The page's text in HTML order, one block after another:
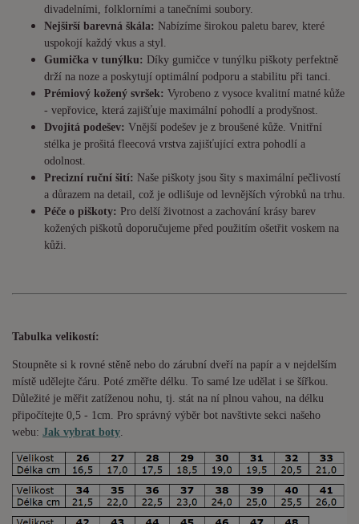
divadelními, folklorními a tanečními soubory.
Nejširší barevná škála: Nabízíme širokou paletu barev, které
uspokojí každý vkus a styl.
Gumička v tunýlku: Díky gumičce v tunýlku piškoty perfektně
drží na noze a poskytují optimální podporu a stabilitu při tanci.
Prémiový kožený svršek: Vyrobeno z vysoce kvalitní matné kůže
- vepřovice, která zajišťuje maximální pohodlí a prodyšnost.
Dvojitá podešev: Vnější podešev je z broušené kůže. Vnitřní
stélka je prošitá fleecová vrstva zajišťující extra pohodlí a
odolnost.
Precizní ruční šití: Naše piškoty jsou šity s maximální pečlivostí
a důrazem na detail, což je odlišuje od levnějších výrobků na trhu.
Péče o piškoty: Pro delší životnost a zachování krásy barev
kožených piškotů doporučujeme před použitím ošetřit voskem na
kůži.
Tabulka velikostí:
Stoupněte si k rovné stěně nebo do zárubní dveří na papír a v nejdelším
místě udělejte čáru. Poté změřte délku. To samé lze udělat i se šířkou.
Důležité je měřit zatíženou nohu, tj. stát na ní plnou vahou, na délku
připočítejte 0,5 - 1cm . Pro správný výběr bot navštivte sekci našeho
webu: Jak vybrat boty